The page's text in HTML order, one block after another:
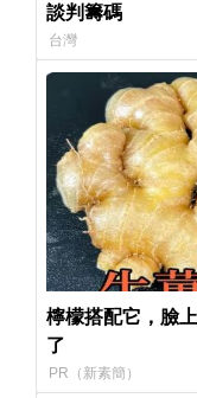
談判籌碼
台灣
檸檬搭配它，臉
了
PR（新素簡）